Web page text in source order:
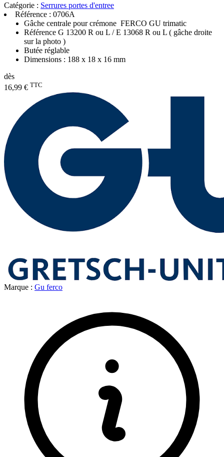
Catégorie : Serrures portes d'entree
Référence : 0706A
Gâche centrale pour crémone FERCO GU trimatic
Référence G 13200 R ou L / E 13068 R ou L ( gâche droite
sur la photo )
Butée réglable
Dimensions : 188 x 18 x 16 mm
dès
16,99 € TTC
Marque : Gu ferco